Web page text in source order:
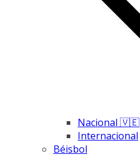
Nacional 🇻🇪
Internacional
Béisbol